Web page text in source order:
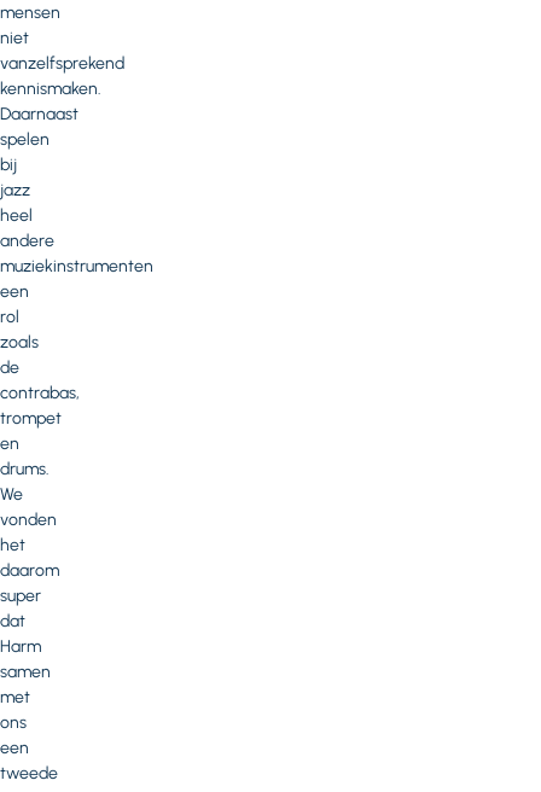
mensen
niet
vanzelfsprekend
kennismaken.
Daarnaast
spelen
bij
jazz
heel
andere
muziekinstrumenten
een
rol
zoals
de
contrabas,
trompet
en
drums.
We
vonden
het
daarom
super
dat
Harm
samen
met
ons
een
tweede